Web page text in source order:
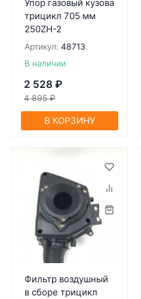
Упор гaзовый кузовa
трицикл 705 мм
250ZH-2
Артикул: 48713
В наличии
2 528 ₽
4 895 ₽
В КОРЗИНУ
Фильтр воздушный
в сборе трицикл